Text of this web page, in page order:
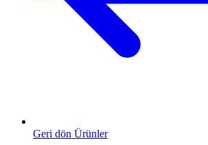
Geri dön Ürünler